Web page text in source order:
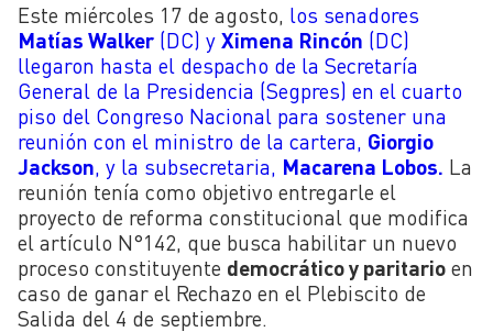
Este miércoles 17 de agosto, los senadores
Matías Walker (DC) y Ximena Rincón (DC)
llegaron hasta el despacho de la Secretaría
General de la Presidencia (Segpres) en el cuarto
piso del Congreso Nacional para sostener una
reunión con el ministro de la cartera, Giorgio
Jackson , y la subsecretaria, Macarena Lobos. La
reunión tenía como objetivo entregarle el
proyecto de reforma constitucional que modifica
el artículo N°142, que busca habilitar un nuevo
proceso constituyente democrático y paritario en
caso de ganar el Rechazo en el Plebiscito de
Salida del 4 de septiembre.